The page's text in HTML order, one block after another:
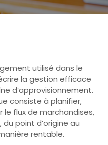
utilisé dans le
la gestion efficace
d’approvisionnement.
consiste à planifier,
flux de marchandises,
point d’origine au
rentable.